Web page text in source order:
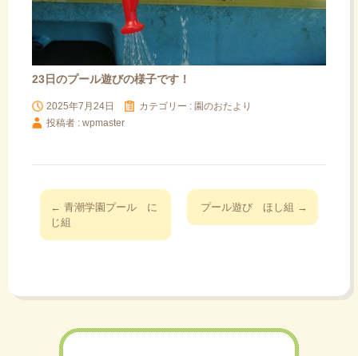
23日のプール遊びの様子です！
2025年7月24日 カテゴリー : 園のおたより
投稿者 : wpmaster
投
稿
ナ
← 青潮学園プール に
じ組
プール遊び ほし組 →